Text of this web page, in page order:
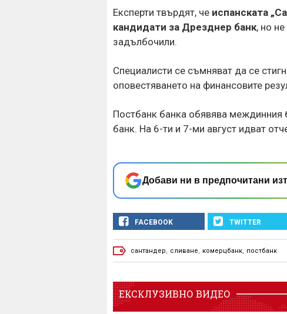
Експерти твърдят, че испанската
кандидати за Дрезднер банк, но
задълбочили.
Специалисти се съмняват да се
оповестяването на финансовите
Постбанк банка обявява
банк. На 6-ти и 7-ми август идват
Добави ни в предпочитани
FACEBOOK TWITTER
сантандер, сливане, комерцбанк, постбанк
ЕКСКЛУЗИВНО ВИДЕО